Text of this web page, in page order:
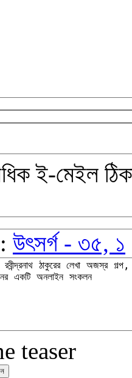
ই-মেইল
উৎসর্গ - ৩৫, ১
teaser